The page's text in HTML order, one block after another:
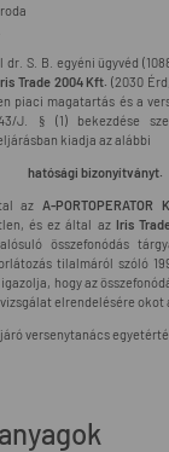
dr. S. B. egyéni ügyvéd
Trade 2004 Kft. (2030
piaci magatartás és a
J. § (1) bekezdése
kiadja az alábbi
hatósági bizonyítványt.
az A-PORTOPERATOR
és ez által az Iris
összefonódás
tilalmáról szóló
hogy az
elrendelésére okot
versenytanács